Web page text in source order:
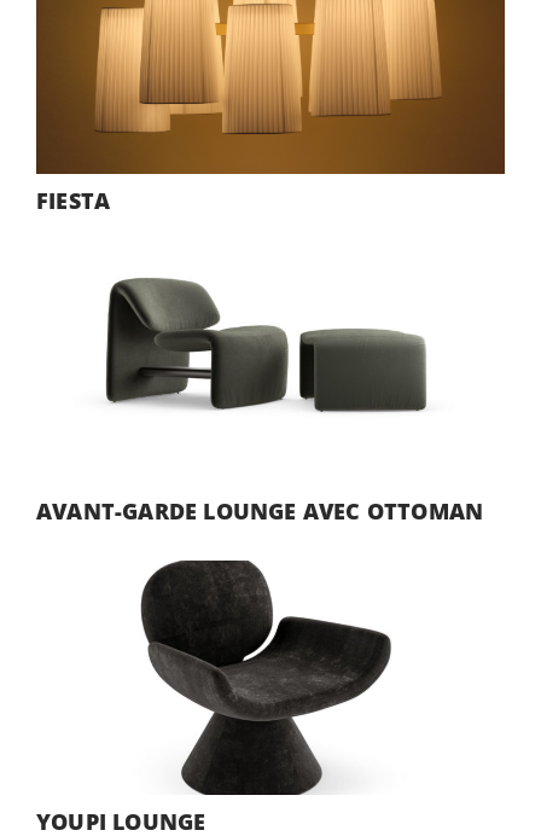
FIESTA
AVANT-GARDE LOUNGE AVEC OTTOMAN
YOUPI LOUNGE